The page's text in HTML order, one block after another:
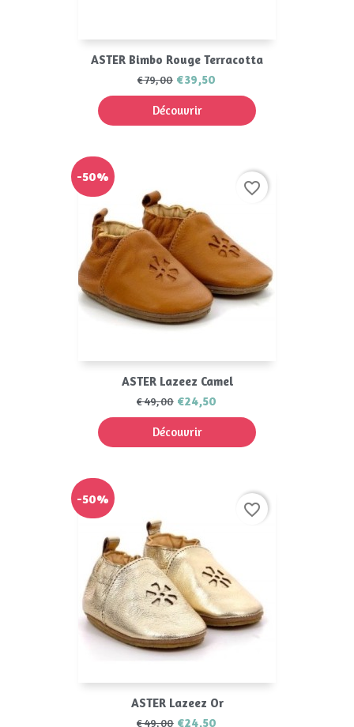
ASTER Bimbo Rouge Terracotta
€79,00 €39,50
Découvrir
ASTER Lazeez Camel
€49,00 €24,50
Découvrir
-50%
favorite_border
ASTER Lazeez Or
€49,00 €24,50
-50%
favorite_border